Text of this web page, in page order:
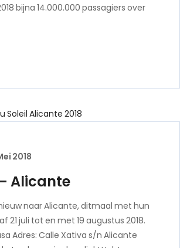
bijna 14.000.000 passagiers over
2018
Alicante
naar Alicante, ditmaal met hun
21 juli tot en met 19 augustus 2018.
Adres: Calle Xativa s/n Alicante